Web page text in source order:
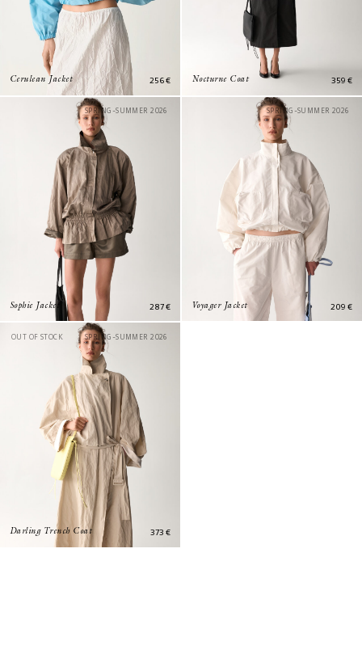
Cerulean Jacket 256€ Nocturne Coat 359 €
SPRING-SUMMER 2026
Sophie Jacket 287€
SPRING-SUMMER 2026
Voyager Jacket 209 €
OUT OF STOCK SPRING-SUMMER 2026
Darling Trench Coat 373 €